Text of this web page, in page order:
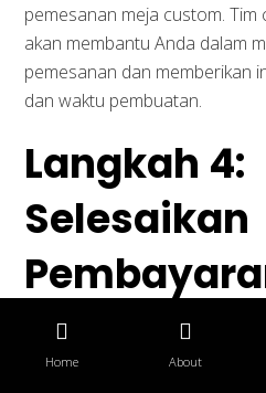
pemesanan meja custom.
akan membantu Anda dalam
pemesanan dan memberikan
dan waktu pembuatan.
Langkah 4:
Selesaikan
Setelah pemesanan selesai,
dengan instruksi yang
Home About